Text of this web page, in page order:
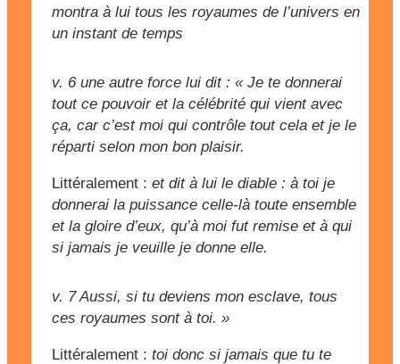
montra à lui tous les royaumes de l’univers en
un instant de temps
v. 6une autre force lui dit : « Je te donnerai
tout ce pouvoir et la célébrité qui vient avec
ça, car c’est moi qui contrôle tout cela et je le
réparti selon mon bon plaisir.
Littéralement : et dit à lui le diable : à toi je
donnerai la puissance celle-là toute ensemble
et la gloire d’eux, qu’à moi fut remise et à qui
si jamais je veuille je donne elle.
v. 7Aussi, si tu deviens mon esclave, tous
ces royaumes sont à toi. »
Littéralement : toi donc si jamais que tu te